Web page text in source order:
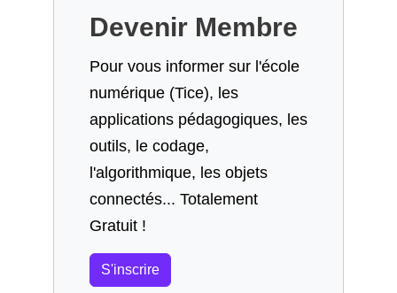
Devenir Membre
Pour vous informer sur l'école
numérique (Tice), les
applications pédagogiques, les
outils, le codage,
l'algorithmique, les objets
connectés... Totalement
Gratuit !
S'inscrire